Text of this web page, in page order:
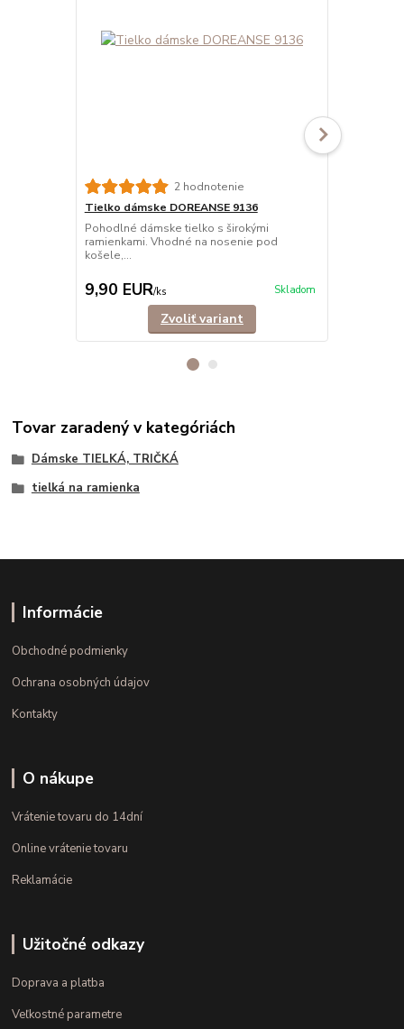
2 hodnotenie
Tielko dámske DOREANSE 9136
Pohodlné dámske tielko s širokými
ramienkami. Vhodné na nosenie pod
košele,...
9,90 EUR/ks Skladom
Zvoliť variant
Tovar zaradený v kategóriách
Dámske TIELKÁ, TRIČKÁ
tielká na ramienka
Informácie
Obchodné podmienky
Ochrana osobných údajov
Kontakty
O nákupe
Vrátenie tovaru do 14dní
Online vrátenie tovaru
Reklamácie
Užitočné odkazy
Doprava a platba
Veľkostné parametre